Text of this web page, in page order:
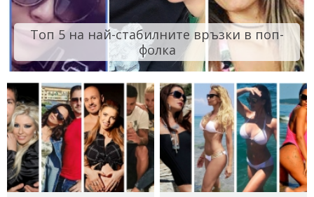
Топ 5 на най-стабилните връзки в поп-
фолка